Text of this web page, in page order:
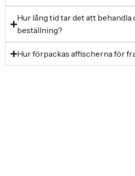
Hur lång tid tar det att behandla
beställning?
Hur förpackas affischerna för